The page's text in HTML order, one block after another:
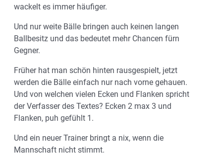
wackelt es immer häufiger.
Und nur weite Bälle bringen auch keinen langen
Ballbesitz und das bedeutet mehr Chancen fürn
Gegner.
Früher hat man schön hinten rausgespielt, jetzt
werden die Bälle einfach nur nach vorne gehauen.
Und von welchen vielen Ecken und Flanken spricht
der Verfasser des Textes? Ecken 2 max 3 und
Flanken, puh gefühlt 1.
Und ein neuer Trainer bringt a nix, wenn die
Mannschaft nicht stimmt.